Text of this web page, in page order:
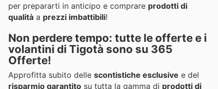
per prepararti in anticipo e comprare prodotti di
qualità a prezzi imbattibili!
Non perdere tempo: tutte le offerte e i
volantini di Tigotà sono su 365
Offerte!
Approfitta subito delle scontistiche esclusive e del
risparmio garantito su tutta la gamma di prodotti di